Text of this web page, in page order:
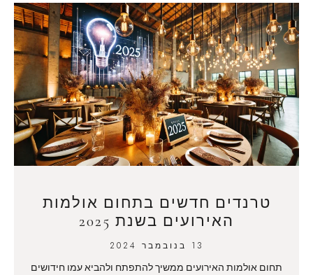
טרנדים חדשים בתחום אולמות
האירועים בשנת 2025
13 בנובמבר 2024
תחום אולמות האירועים ממשיך להתפתח ולהביא עמו חידושים